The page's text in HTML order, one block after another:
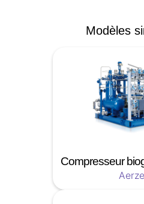
Modèles
Compresseur